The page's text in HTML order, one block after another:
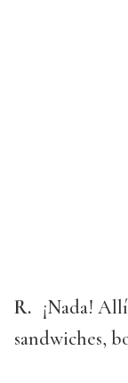
R. ¡Nada!
sandwiches,